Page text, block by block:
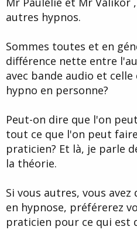
d
e
d
i
c
u
i
o
t
autres hypnos.
Sommes toutes et en
différence nette entre
avec bande audio et
hypno en personne?
Peut-on dire que l'on
tout ce que l'on peut
praticien? Et là, je parle
la théorie.
Si vous autres, vous
en hypnose, préférerez
praticien pour ce qui est